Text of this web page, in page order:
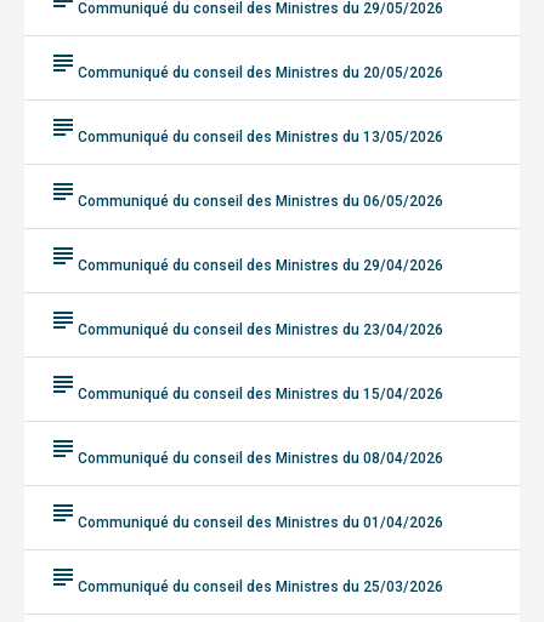
Communiqué du conseil des Ministres du 29/05/2026
subject Communiqué du conseil des Ministres du 20/05/2026
subject Communiqué du conseil des Ministres du 13/05/2026
subject Communiqué du conseil des Ministres du 06/05/2026
subject Communiqué du conseil des Ministres du 29/04/2026
subject Communiqué du conseil des Ministres du 23/04/2026
subject Communiqué du conseil des Ministres du 15/04/2026
subject Communiqué du conseil des Ministres du 08/04/2026
subject Communiqué du conseil des Ministres du 01/04/2026
subject Communiqué du conseil des Ministres du 25/03/2026